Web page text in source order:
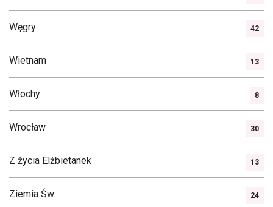
Węgry 42
Wietnam 13
Włochy 8
Wrocław 30
Z życia Elżbietanek 13
Ziemia Św. 24